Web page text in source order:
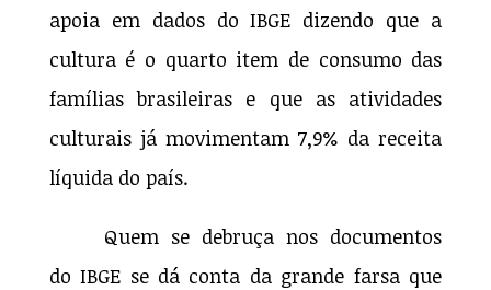
apoia em dados do IBGE dizendo que a
cultura é o quarto item de consumo das
famílias brasileiras e que as atividades
culturais já movimentam 7,9% da receita
líquida do país.
Quem se debruça nos documentos
do IBGE se dá conta da grande farsa que